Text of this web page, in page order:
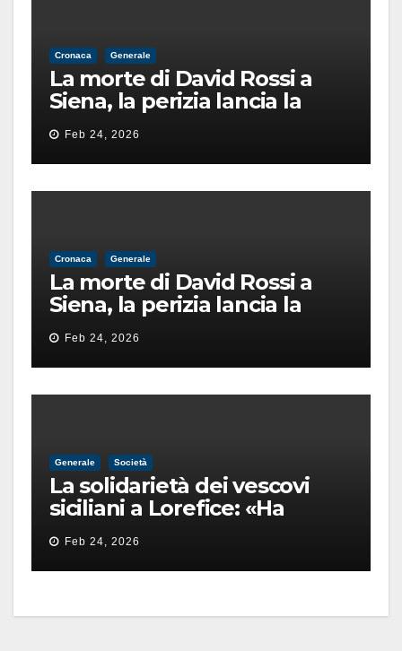
Cronaca Generale
La morte di David Rossi a
Siena, la perizia lancia la
pista di un’intimidazione
finita male
Feb 24, 2026
Cronaca Generale
La morte di David Rossi a
Siena, la perizia lancia la
pista di un’intimidazione
finita male
Feb 24, 2026
Generale Società
La solidarietà dei vescovi
siciliani a Lorefice: «Ha
difeso il valore e la dignità
dell’umanità»
Feb 24, 2026